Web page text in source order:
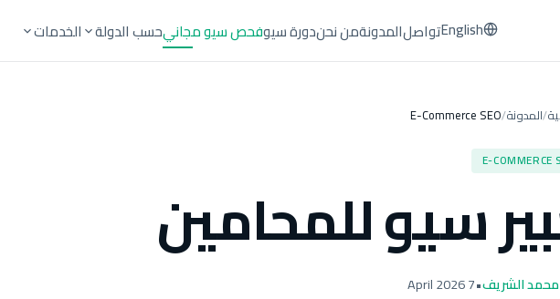
الخدمات حسب الدولةفحص سيو مجانيدورة سيومن نحنالمدونةتواصلEnglish
/المدونة/
E-Commerce SEO
E-COMMERCE
سيو للمحامين
محمد الشريف•
7 April 2026